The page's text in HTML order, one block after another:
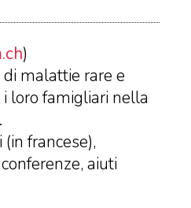
)
malattie rare e
loro famigliari nella
francese),
aiuti